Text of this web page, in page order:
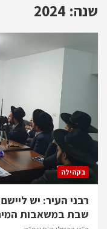
שנה: 2024
בקהילה
רבני העיר: יש
שבת במשאבות